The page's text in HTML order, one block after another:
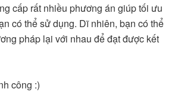
cấp rất nhiều phương án giúp tối ưu
có thể sử dụng. Dĩ nhiên, bạn có thể
pháp lại với nhau để đạt được kết
công :)